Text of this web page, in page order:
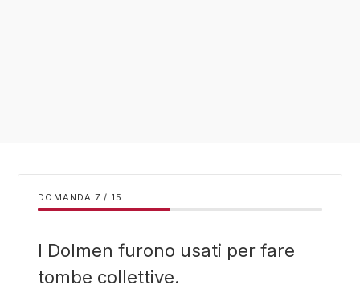
DOMANDA / 15
I Dolmen furono usati per fare
tombe collettive.